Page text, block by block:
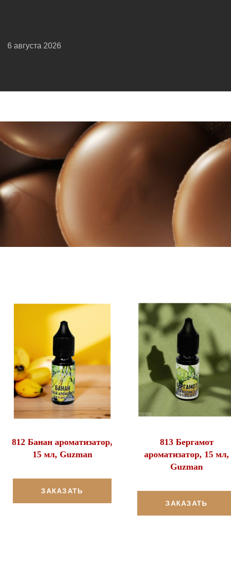
6 августа 2026
812 Банан ароматизатор,
15 мл, Guzman
ЗАКАЗАТЬ
813 Бергамот
ароматизатор, 15 мл,
Guzman
ЗАКАЗАТЬ